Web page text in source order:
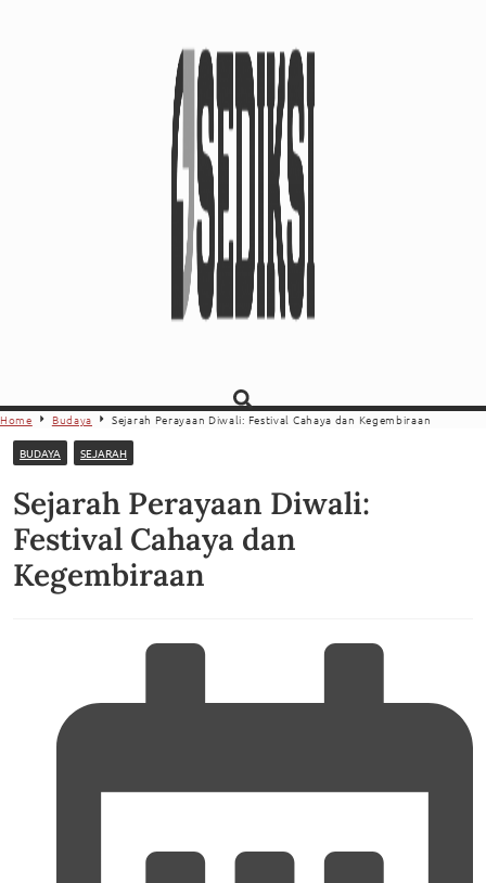
Home Budaya Sejarah Perayaan Diwali: Festival Cahaya dan Kegembiraan
BUDAYA SEJARAH
Sejarah Perayaan Diwali:
Festival Cahaya dan
Kegembiraan